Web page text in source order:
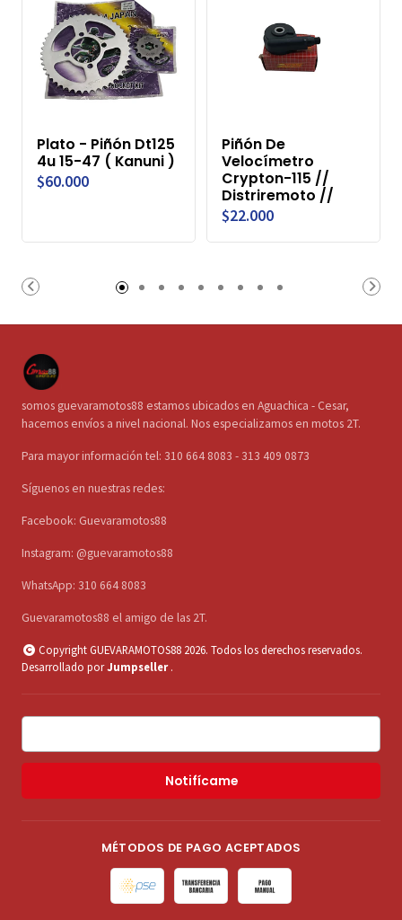
Plato - Piñón Dt125
4u 15-47 ( Kanuni )
$60.000
Piñón De
Velocímetro
Crypton-115 //
Distriremoto //
$22.000
somos guevaramotos88 estamos ubicados en Aguachica - Cesar,
hacemos envíos a nivel nacional. Nos especializamos en motos 2T.
Para mayor información tel: 310 664 8083 - 313 409 0873
Síguenos en nuestras redes:
Facebook: Guevaramotos88
Instagram: @guevaramotos88
WhatsApp: 310 664 8083
Guevaramotos88 el amigo de las 2T.
Copyright GUEVARAMOTOS88 2026. Todos los derechos reservados.
Desarrollado porJumpseller .
Notifícame
MÉTODOS DE PAGO ACEPTADOS